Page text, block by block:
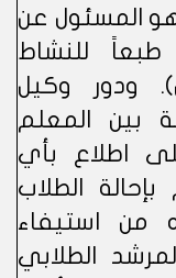
المسئول عن
طبعاً للنشاط
ودور وكيل
بين المعلم
اطلاع بأي
الطلاب
من استيفاء
الطلابي